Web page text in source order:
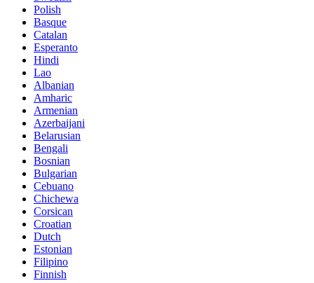
Polish
Basque
Catalan
Esperanto
Hindi
Lao
Albanian
Amharic
Armenian
Azerbaijani
Belarusian
Bengali
Bosnian
Bulgarian
Cebuano
Chichewa
Corsican
Croatian
Dutch
Estonian
Filipino
Finnish